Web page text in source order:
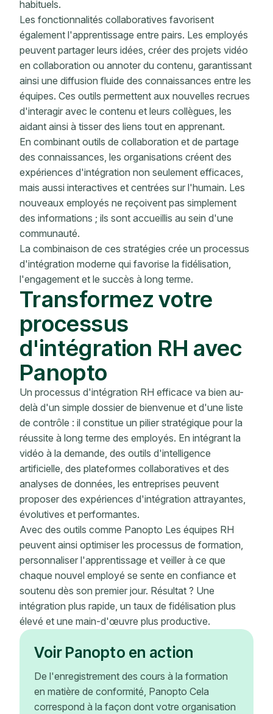
habituels.
Les fonctionnalités collaboratives favorisent
également l'apprentissage entre pairs. Les employés
peuvent partager leurs idées, créer des projets vidéo
en collaboration ou annoter du contenu, garantissant
ainsi une diffusion fluide des connaissances entre les
équipes. Ces outils permettent aux nouvelles recrues
d'interagir avec le contenu et leurs collègues, les
aidant ainsi à tisser des liens tout en apprenant.
En combinant outils de collaboration et de partage
des connaissances, les organisations créent des
expériences d'intégration non seulement efficaces,
mais aussi interactives et centrées sur l'humain. Les
nouveaux employés ne reçoivent pas simplement
des informations ; ils sont accueillis au sein d'une
communauté.
La combinaison de ces stratégies crée un processus
d'intégration moderne qui favorise la fidélisation,
l'engagement et le succès à long terme.
Transformez votre
processus
d'intégration RH avec
Panopto
Un processus d'intégration RH efficace va bien au-
delà d'un simple dossier de bienvenue et d'une liste
de contrôle : il constitue un pilier stratégique pour la
réussite à long terme des employés. En intégrant la
vidéo à la demande, des outils d'intelligence
artificielle, des plateformes collaboratives et des
analyses de données, les entreprises peuvent
proposer des expériences d'intégration attrayantes,
évolutives et performantes.
Avec des outils comme Panopto Les équipes RH
peuvent ainsi optimiser les processus de formation,
personnaliser l'apprentissage et veiller à ce que
chaque nouvel employé se sente en confiance et
soutenu dès son premier jour. Résultat ? Une
intégration plus rapide, un taux de fidélisation plus
élevé et une main-d'œuvre plus productive.
Voir Panopto en action
De l'enregistrement des cours à la formation
en matière de conformité, Panopto Cela
correspond à la façon dont votre organisation